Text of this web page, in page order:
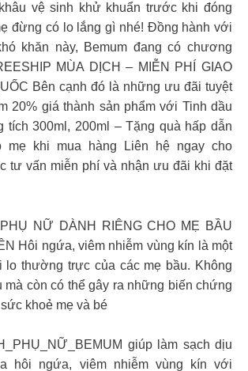
vệ sinh khử khuẩn trước khi đóng
đừng có lo lắng gì nhé! Đồng hành với
khăn này, Bemum đang có chương
MÙA DỊCH – MIỄN PHÍ GIAO
Bên cạnh đó là những ưu đãi tuyệt
20% giá thành sản phẩm với Tinh dầu
tích 300ml, 200ml – Tặng quà hấp dẫn
mẹ khi mua hàng Liên hệ ngay cho
tư vấn miễn phí và nhận ưu đãi khi đặt
NỮ DÀNH RIÊNG CHO MẸ BẦU
Hôi ngứa, viêm nhiễm vùng kín là một
lo thường trực của các mẹ bầu. Không
mà còn có thể gây ra những biến chứng
khoẻ mẹ và bé
giúp làm sạch dịu
hôi ngứa, viêm nhiễm vùng kín với